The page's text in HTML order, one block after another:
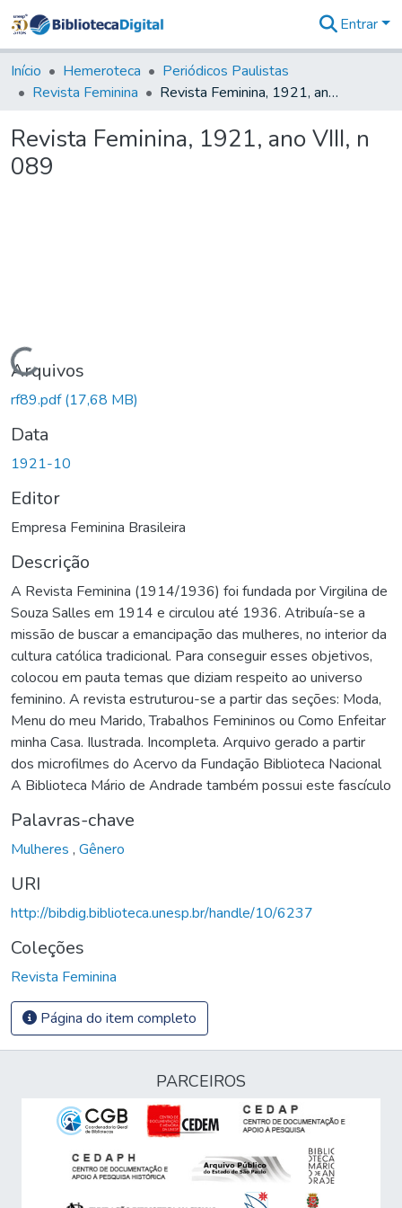
&
Coleções
Tudo na
Digital
Entrar
Início Hemeroteca
Periódicos Paulistas
Revista Feminina
Revista Feminina, 1921, ano VIII, n 089
Revista Feminina, 1921, ano VIII, n
089
Carregando...
Arquivos
rf89.pdf(17,68 MB)
Data
1921-10
Editor
Empresa Feminina Brasileira
Descrição
A Revista Feminina (1914/1936) foi fundada por Virgilina de
Souza Salles em 1914 e circulou até 1936. Atribuía-se a
missão de buscar a emancipação das mulheres, no interior da
cultura católica tradicional. Para conseguir esses objetivos,
colocou em pauta temas que diziam respeito ao universo
feminino. A revista estruturou-se a partir das seções: Moda,
Menu do meu Marido, Trabalhos Femininos ou Como Enfeitar
minha Casa. Ilustrada. Incompleta. Arquivo gerado a partir
dos microfilmes do Acervo da Fundação Biblioteca Nacional
A Biblioteca Mário de Andrade também possui este fascículo
Palavras-chave
Mulheres , Gênero
URI
http://bibdig.biblioteca.unesp.br/handle/10/6237
Coleções
Revista Feminina
Página do item completo
PARCEIROS